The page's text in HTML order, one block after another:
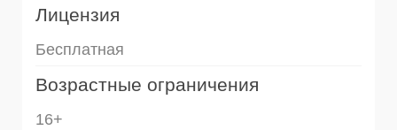
Лицензия
Бесплатная
Возрастные ограничения
16+